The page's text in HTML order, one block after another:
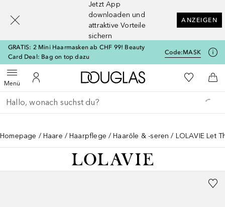
Jetzt App
downloaden und
attraktive Vorteile
sichern
ANZEIGEN
GRATIS: 2 Mini Haarmasken ab CHF 99! Beauty
Card Deal: Bag on top dazu
Code:MASK
MenüMenü öffnenZu Meinem Kundenkonto
Zur Douglas Startseite
Zu Meiner
Gehe zurück
Suche ausführen
Homepage Haare Haarpflege Haaröle & -seren LOLAVIE Let
[navigation.slideout.screenreader]